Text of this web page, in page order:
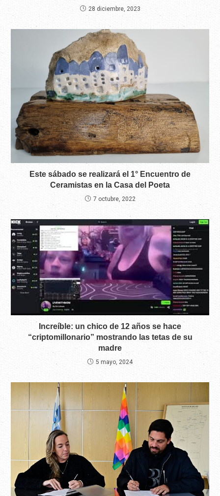
28 diciembre, 2023
Este sábado se realizará el 1° Encuentro de
Ceramistas en la Casa del Poeta
7 octubre, 2022
Increíble: un chico de 12 años se hace
“criptomillonario” mostrando las tetas de su
madre
5 mayo, 2024